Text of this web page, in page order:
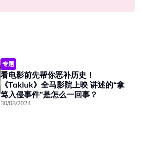
专题
看电影前先帮你恶补历史！
《Takluk》全马影院上映 讲述的“拿
笃入侵事件”是怎么一回事？
30/08/2024